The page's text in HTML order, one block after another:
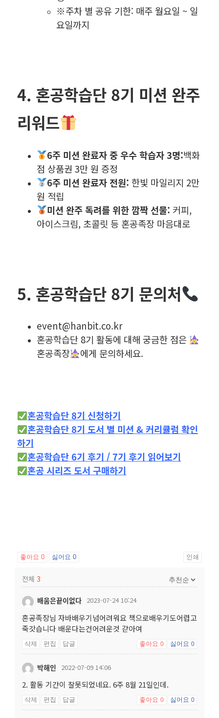
※주차 별 공유 기한: 매주 월요일 ~ 일
요일까지
4. 혼공학습단 8기 미션 완주
리워드
6주 미션 완료자 중 우수 학습자 3명:백화
점 상품권 3만 원 증정
6주 미션 완료자 전원:한빛 마일리지 2만
원 적립
미션 완주 독려를 위한 깜짝 선물: 커피,
아이스크림, 초콜릿 등 혼공족장 마음대로
5. 혼공학습단 8기 문의처
event@hanbit.co.kr
혼공학습단 8기 활동에 대해 궁금한 점은
혼공족장
에게 문의하세요.
혼공학습단 8기 신청하기
혼공학습단 8기 도서 별 미션 & 커리큘럼 확인
하기
혼공학습단 6기 후기 / 7기 후기 읽어보기
혼공 시리즈 도서 구매하기
좋아요 0 싫어요 0 인쇄
전체 3
배움은끝이없다 2023-07-24 10:24
혼공족장님 자바배우기넘어려워요 책으로배우기도어렵고
죽갓습니다 배운다는건어려운것 갇아여
삭제 편집 답글 좋아요 0 싫어요 0
박해인 2022-07-09 14:06
2. 활동 기간이 잘못되었네요. 6주 8월 21일인데.
삭제 편집 답글 좋아요 0 싫어요 0